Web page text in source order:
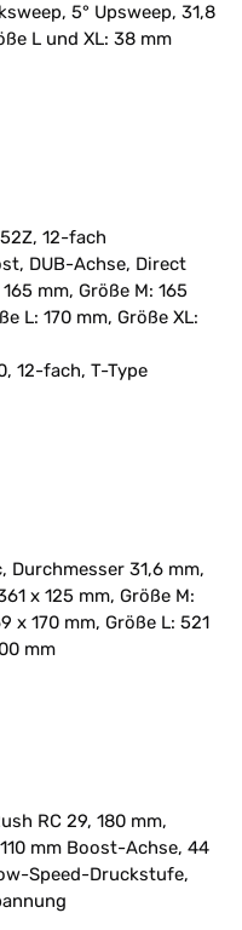
5° Upsweep, 31,8
L und XL: 38 mm
12-fach
DUB-Achse, Direct
mm, Größe M: 165
L: 170 mm, Größe XL:
12-fach, T-Type
Durchmesser 31,6 mm,
x 125 mm, Größe M:
x 170 mm, Größe L: 521
mm
RC 29, 180 mm,
mm Boost-Achse, 44
Speed-Druckstufe,